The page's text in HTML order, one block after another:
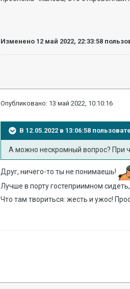
Изменено 12 май 2022, 22:33:58
Опубликовано: 13 май 2022, 10:10:16
В 12.05.2022 в 13:06:58
А можно нескромный вопрос? При
Друг, ничего-то ты не понимаешь!
Лучше в порту гостеприимном
Что там твориться: жесть и ужос!